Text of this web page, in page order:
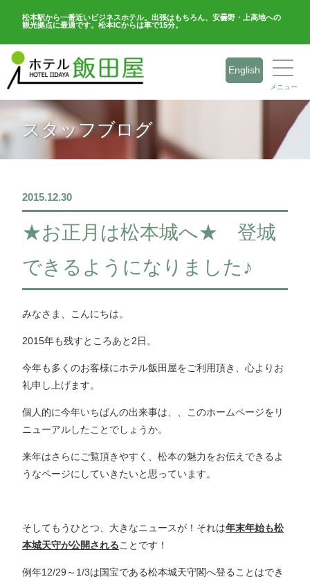
松本駅から一番近いビジネスホテル。出張はもちろん、安曇野・上高地への
観光拠点に最適です。松本ICからは車で15分。
English
メニュー
スタッフブログ
2015.12.30
★お正月は松本城へ★ 登城
できるようになりました♪
みなさま、こんにちは。
2015年も残すところあと2日。
今年も多くのお客様にホテル飯田屋をご利用頂き、心よりお
礼申し上げます。
個人的に今年いちばんの出来事は、、このホームページをリ
ニューアルしたことでしょうか。
来年はさらにご覧頂きやすく、松本の魅力をお伝えできるよ
うなページにしていきたいと思っています。
そしてもうひとつ、大きなニュースが！それは年末年始も松
本城天守が公開されることです！
例年12/29～1/3は国宝である松本城天守閣へ登ることはでき